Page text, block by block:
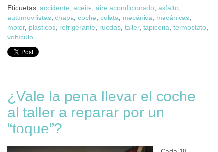
Etiquetas: accidente aceite aire acondicionado asfalto
automovilistas chapa coche culata mecánica mecánicas
motor, plásticos refrigerante ruedas taller, tapiceria termostato
vehículo
¿Vale la pena llevar el coche
al taller a reparar por un
“toque”?